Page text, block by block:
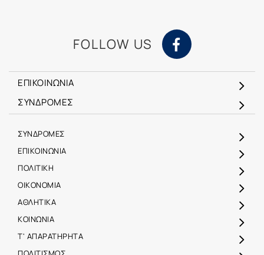
FOLLOW US
ΕΠΙΚΟΙΝΩΝΙΑ
ΣΥΝΔΡΟΜΕΣ
ΣΥΝΔΡΟΜΕΣ
ΕΠΙΚΟΙΝΩΝΙΑ
ΠΟΛΙΤΙΚΗ
ΟΙΚΟΝΟΜΙΑ
ΑΘΛΗΤΙΚΑ
ΚΟΙΝΩΝΙΑ
Τ' ΑΠΑΡΑΤΗΡΗΤΑ